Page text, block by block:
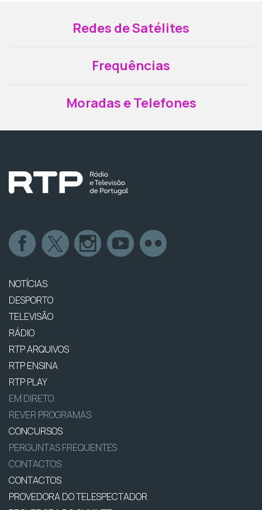
Redes de Satélites
Frequências
Moradas e Telefones
NOTÍCIAS
DESPORTO
TELEVISÃO
RÁDIO
RTP ARQUIVOS
RTP ENSINA
RTP PLAY
EM DIRETO
REVER PROGRAMAS
CONCURSOS
PERGUNTAS FREQUENTES
CONTACTOS
CONTACTOS
PROVEDORA DO TELESPECTADOR